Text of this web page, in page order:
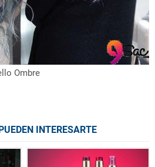
Ombre
INTERESARTE